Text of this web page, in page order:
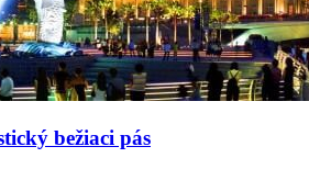
bežiaci pás